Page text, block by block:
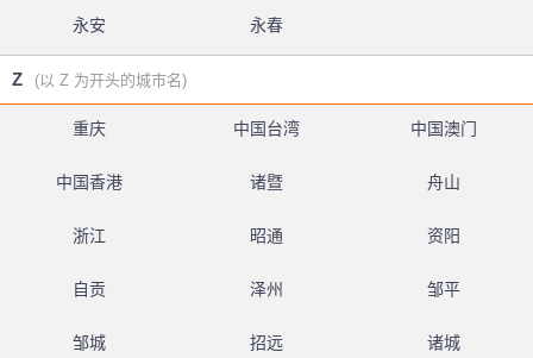
永安 永春
Z (以 Z 为开头的城市名)
重庆 中国台湾 中国澳门
中国香港 诸暨 舟山
浙江 昭通 资阳
自贡 泽州 邹平
邹城 招远 诸城